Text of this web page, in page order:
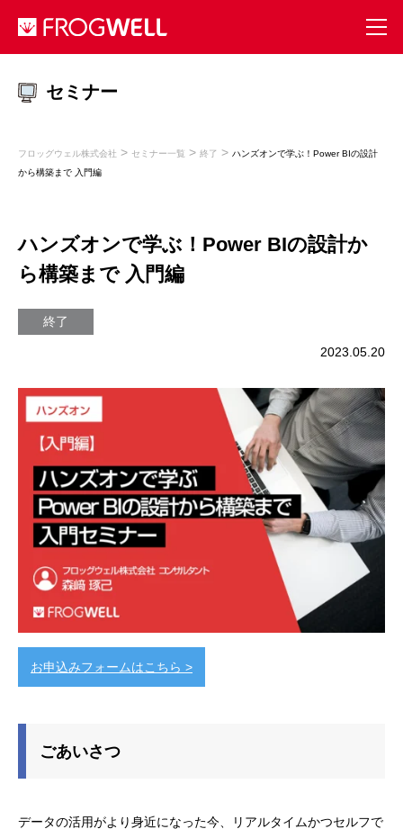
セミナー
フロッグウェル株式会社 > セミナー一覧 > 終了 > ハンズオンで学ぶ！Power BIの設計
から構築まで 入門編
ハンズオンで学ぶ！Power BIの設計か
ら構築まで 入門編
終了
2023.05.20
お申込みフォームはこちら >
ごあいさつ
データの活用がより身近になった今、リアルタイムかつセルフで